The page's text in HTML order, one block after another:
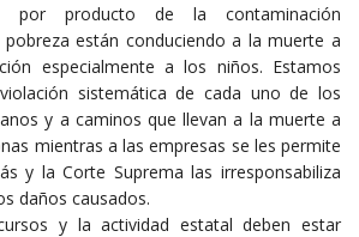
por producto de la contaminación
están conduciendo a la muerte a
especialmente a los niños. Estamos
sistemática de cada uno de los
y a caminos que llevan a la muerte a
mientras a las empresas se les permite
y la Corte Suprema las irresponsabiliza
daños causados.
y la actividad estatal deben estar